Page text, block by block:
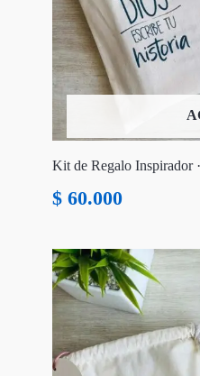
Kit de Regalo Inspirador
$ 60.000